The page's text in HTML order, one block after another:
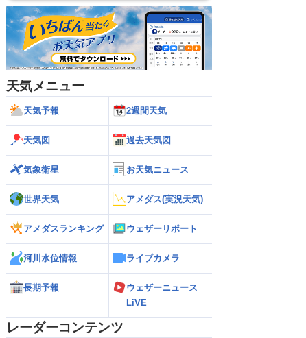
天気メニュー
天気予報 2週間天気
天気図 過去天気図
気象衛星 お天気ニュース
世界天気 アメダス(実況天気)
アメダスランキング ウェザーリポート
河川水位情報 ライブカメラ
長期予報
ウェザーニュース
LiVE
レーダーコンテンツ